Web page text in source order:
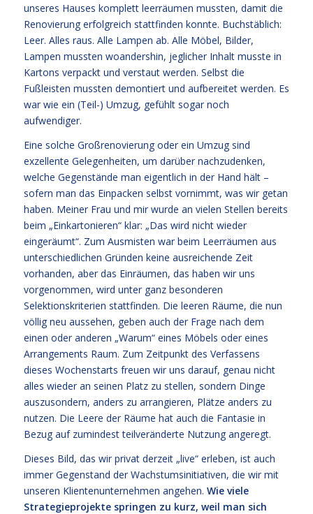
unseres Hauses komplett leerräumen mussten, damit die
Renovierung erfolgreich stattfinden konnte. Buchstäblich:
Leer. Alles raus. Alle Lampen ab. Alle Möbel, Bilder,
Lampen mussten woandershin, jeglicher Inhalt musste in
Kartons verpackt und verstaut werden. Selbst die
Fußleisten mussten demontiert und aufbereitet werden. Es
war wie ein (Teil-) Umzug, gefühlt sogar noch
aufwendiger.
Eine solche Großrenovierung oder ein Umzug sind
exzellente Gelegenheiten, um darüber nachzudenken,
welche Gegenstände man eigentlich in der Hand hält –
sofern man das Einpacken selbst vornimmt, was wir getan
haben. Meiner Frau und mir wurde an vielen Stellen bereits
beim „Einkartonieren“ klar: „Das wird nicht wieder
eingeräumt“. Zum Ausmisten war beim Leerräumen aus
unterschiedlichen Gründen keine ausreichende Zeit
vorhanden, aber das Einräumen, das haben wir uns
vorgenommen, wird unter ganz besonderen
Selektionskriterien stattfinden. Die leeren Räume, die nun
völlig neu aussehen, geben auch der Frage nach dem
einen oder anderen „Warum“ eines Möbels oder eines
Arrangements Raum. Zum Zeitpunkt des Verfassens
dieses Wochenstarts freuen wir uns darauf, genau nicht
alles wieder an seinen Platz zu stellen, sondern Dinge
auszusondern, anders zu arrangieren, Plätze anders zu
nutzen. Die Leere der Räume hat auch die Fantasie in
Bezug auf zumindest teilveränderte Nutzung angeregt.
Dieses Bild, das wir privat derzeit „live“ erleben, ist auch
immer Gegenstand der Wachstumsinitiativen, die wir mit
unseren Klientenunternehmen angehen. Wie viele
Strategieprojekte springen zu kurz, weil man sich